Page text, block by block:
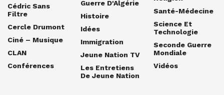
Cédric Sans
Filtre
Cercle Drumont
Ciné – Musique
CLAN
Conférences
Guerre D'Algérie
Histoire
Idées
Immigration
Jeune Nation TV
Les Entretiens
De Jeune Nation
Santé-Médecine
Science Et
Technologie
Seconde Guerre
Mondiale
Vidéos